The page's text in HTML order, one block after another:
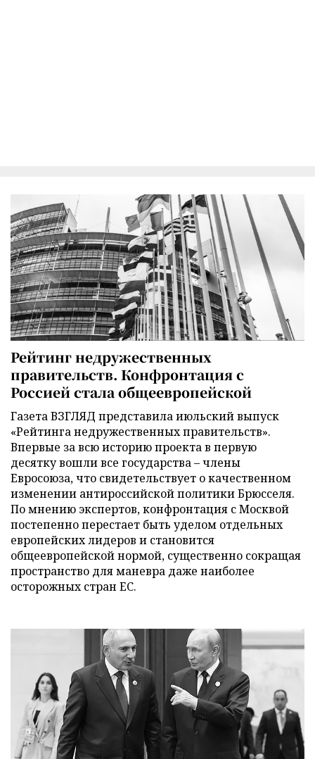
Рейтинг недружественных
правительств. Конфронтация с
Россией стала общеевропейской
Газета ВЗГЛЯД представила июльский выпуск
«Рейтинга недружественных правительств».
Впервые за всю историю проекта в первую
десятку вошли все государства – члены
Евросоюза, что свидетельствует о качественном
изменении антироссийской политики Брюсселя.
По мнению экспертов, конфронтация с Москвой
постепенно перестает быть уделом отдельных
европейских лидеров и становится
общеевропейской нормой, существенно сокращая
пространство для маневра даже наиболее
осторожных стран ЕС.